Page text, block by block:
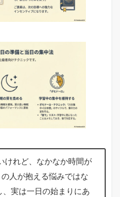
けれど、なかなか時間が
人が抱える悩みではな
実は一日の始まりにあ